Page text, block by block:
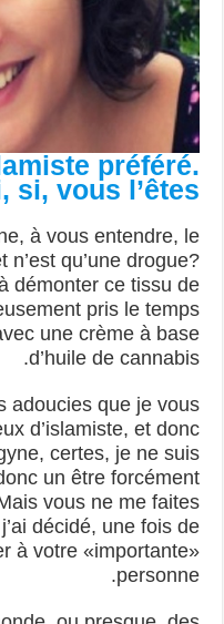
préféré.
si, vous l’êtes.
à vous entendre, le
qu’une drogue?
démonter ce tissu de
pris le temps
une crème à base
d’huile de cannabis.
adoucies que je vous
d’islamiste, et donc
certes, je ne suis
un être forcément
vous ne me faites
décidé, une fois de
à votre «importante»
personne.